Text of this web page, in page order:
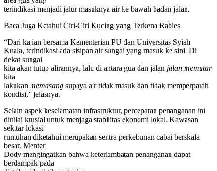
terindikasi menjadi jalur masuknya air ke bawah badan jalan.
Baca Juga Ketahui Ciri-Ciri Kucing yang Terkena Rabies
“Dari kajian bersama Kementerian PU dan Universitas Syiah
Kuala, terindikasi ada sisipan air sungai yang masuk ke sini. Di
dekat sungai
kita akan tutup alirannya, lalu di antara gua dan jalan jalan memutar
kita
lakukan memasang supaya air tidak masuk dan tidak memperparah
kondisi,” jelasnya.
Selain aspek keselamatan infrastruktur, percepatan penanganan ini
dinilai krusial untuk menjaga stabilitas ekonomi lokal. Kawasan
sekitar lokasi
runtuhan diketahui merupakan sentra perkebunan cabai berskala
besar. Menteri
Dody mengingatkan bahwa keterlambatan penanganan dapat
berdampak pada